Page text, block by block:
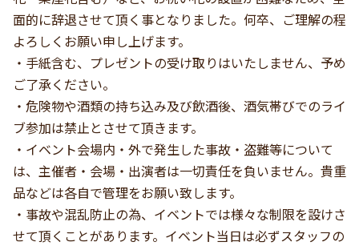
面的に辞退させて頂く事となりました。何卒、ご理解の程
よろしくお願い申し上げます。
・手紙含む、プレゼントの受け取りはいたしません、予め
ご了承ください。
・危険物や酒類の持ち込み及び飲酒後、酒気帯びでのライ
ブ参加は禁止とさせて頂きます。
・イベント会場内・外で発生した事故・盗難等について
は、主催者・会場・出演者は一切責任を負いません。貴重
品などは各自で管理をお願い致します。
・事故や混乱防止の為、イベントでは様々な制限を設けさ
せて頂くことがあります。イベント当日は必ずスタッフの